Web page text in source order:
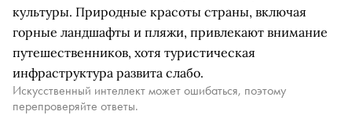
культуры. Природные красоты страны, включая
горные ландшафты и пляжи, привлекают внимание
путешественников, хотя туристическая
инфраструктура развита слабо.
Искусственный интеллект может ошибаться, поэтому
перепроверяйте ответы.